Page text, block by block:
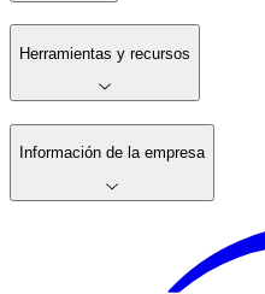
Herramientas y recursos
Información de la empresa